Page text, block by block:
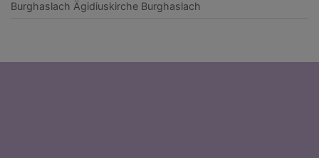
Burghaslach Ägidiuskirche Burghaslach